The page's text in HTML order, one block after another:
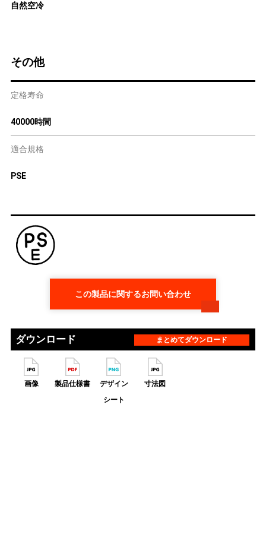
自然空冷
その他
定格寿命
40000時間
適合規格
PSE
この製品に関するお問い合わせ
ダウンロード まとめてダウンロード
画像 製品仕様書
デザイン
シート
寸法図